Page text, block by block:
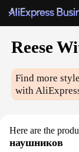
Reese
Find more
with
Here are the
наушников